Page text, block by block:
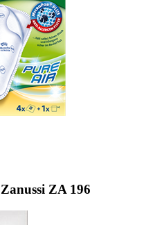
Zanussi ZA 196